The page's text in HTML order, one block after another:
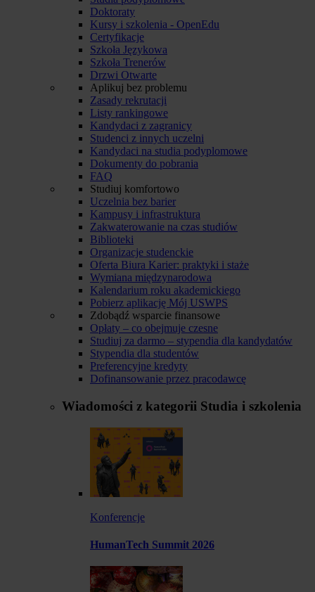
Doktoraty
Kursy i szkolenia - OpenEdu
Certyfikacje
Szkoła Językowa
Szkoła Trenerów
Drzwi Otwarte
Aplikuj bez problemu
Zasady rekrutacji
Listy rankingowe
Kandydaci z zagranicy
Studenci z innych uczelni
Kandydaci na studia podyplomowe
Dokumenty do pobrania
FAQ
Studiuj komfortowo
Uczelnia bez barier
Kampusy i infrastruktura
Zakwaterowanie na czas studiów
Biblioteki
Organizacje studenckie
Oferta Biura Karier: praktyki i staże
Wymiana międzynarodowa
Kalendarium roku akademickiego
Pobierz aplikację Mój USWPS
Zdobądź wsparcie finansowe
Opłaty – co obejmuje czesne
Studiuj za darmo – stypendia dla kandydatów
Stypendia dla studentów
Preferencyjne kredyty
Dofinansowanie przez pracodawcę
Wiadomości z kategorii Studia i szkolenia
Konferencje
HumanTech Summit 2026